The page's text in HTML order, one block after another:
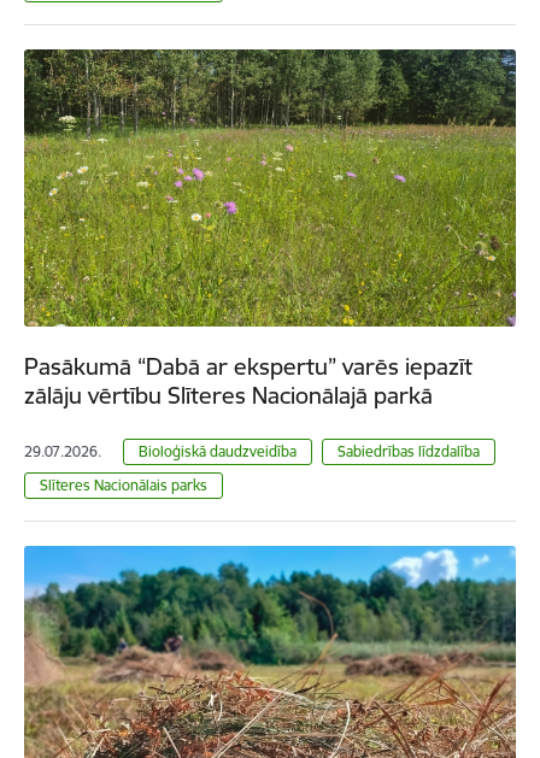
Pasākumā “Dabā ar ekspertu” varēs iepazīt
zālāju vērtību Slīteres Nacionālajā parkā
29.07.2026. Bioloģiskā daudzveidība
Sabiedrības līdzdalība
Slīteres Nacionālais parks